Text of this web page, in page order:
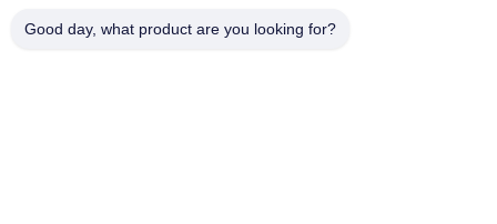
001-512-7443871
Good day, what product are you looking for?